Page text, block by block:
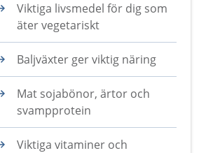
Viktiga livsmedel för dig som
äter vegetariskt
Baljväxter ger viktig näring
Mat sojabönor, ärtor och
svampprotein
Viktiga vitaminer och